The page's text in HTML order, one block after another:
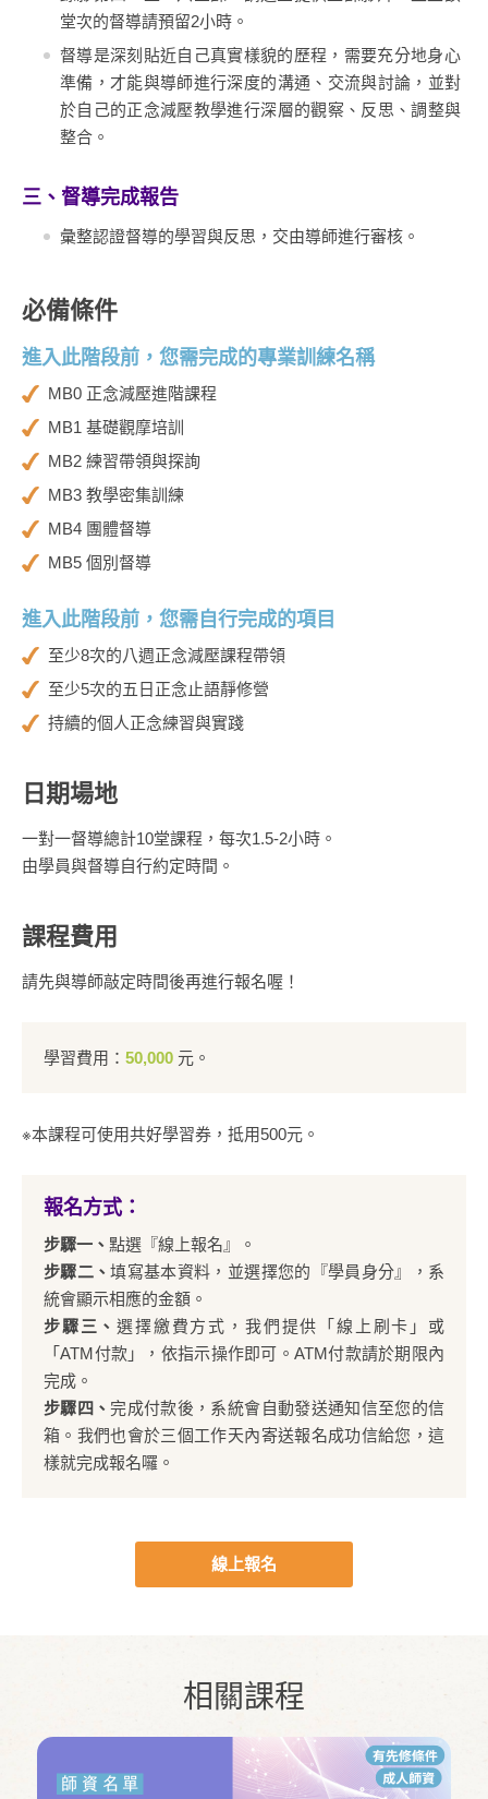
堂次的督導請預留2小時。
督導是深刻貼近自己真實樣貌的歷程，需要充分地身心
準備，才能與導師進行深度的溝通、交流與討論，並對
於自己的正念減壓教學進行深層的觀察、反思、調整與
整合。
三、督導完成報告
彙整認證督導的學習與反思，交由導師進行審核。
必備條件
進入此階段前，您需完成的專業訓練名稱
MB0 正念減壓進階課程
MB1 基礎觀摩培訓
MB2 練習帶領與探詢
MB3 教學密集訓練
MB4 團體督導
MB5 個別督導
進入此階段前，您需自行完成的項目
至少8次的八週正念減壓課程帶領
至少5次的五日正念止語靜修營
持續的個人正念練習與實踐
日期場地
一對一督導總計10堂課程，每次1.5-2小時。
由學員與督導自行約定時間。
課程費用
請先與導師敲定時間後再進行報名喔！
學習費用： 50,000 元。
※本課程可使用共好學習券，抵用500元。
報名方式：
步驟一、 點選『線上報名』。
步驟二、填寫基本資料，並選擇您的『學員身分』，系
統會顯示相應的金額。
步驟三、選擇繳費方式，我們提供「線上刷卡」或
「ATM付款」，依指示操作即可。ATM付款請於期限內
完成。
步驟四、完成付款後，系統會自動發送通知信至您的信
箱。我們也會於三個工作天內寄送報名成功信給您，這
樣就完成報名囉。
線上報名
相關課程